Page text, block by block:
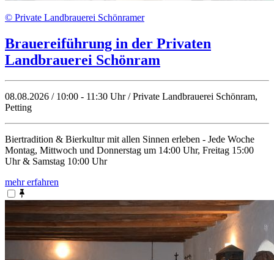
© Private Landbrauerei Schönramer
Brauereiführung in der Privaten
Landbrauerei Schönram
08.08.2026 / 10:00 - 11:30 Uhr / Private Landbrauerei Schönram,
Petting
Biertradition & Bierkultur mit allen Sinnen erleben - Jede Woche
Montag, Mittwoch und Donnerstag um 14:00 Uhr, Freitag 15:00
Uhr & Samstag 10:00 Uhr
mehr erfahren